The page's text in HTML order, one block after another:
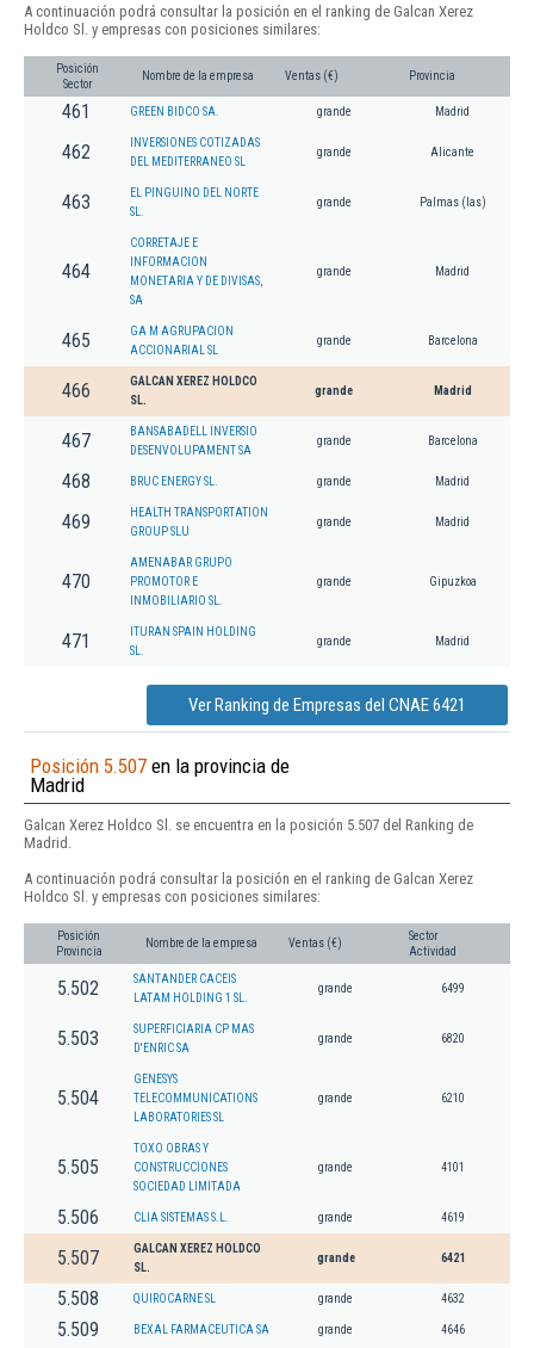
A continuación podrá consultar la posición en el ranking de Galcan Xerez
Holdco Sl. y empresas con posiciones similares:
Posición
Sector
Nombre de la empresa Ventas (€) Provincia
461 GREEN BIDCO SA. grande Madrid
462
INVERSIONES COTIZADAS
DEL MEDITERRANEO SL
grande Alicante
463
EL PINGUINO DEL NORTE
SL.
grande Palmas (las)
464
CORRETAJE E
INFORMACION
MONETARIA Y DE DIVISAS,
SA
grande Madrid
465
GA M AGRUPACION
ACCIONARIAL SL
grande Barcelona
466
GALCAN XEREZ HOLDCO
SL.
grande Madrid
467
BANSABADELL INVERSIO
DESENVOLUPAMENT SA
grande Barcelona
468 BRUC ENERGY SL. grande Madrid
469
HEALTH TRANSPORTATION
GROUP SLU
grande Madrid
470
AMENABAR GRUPO
PROMOTOR E
INMOBILIARIO SL.
grande Gipuzkoa
471
ITURAN SPAIN HOLDING
SL.
grande Madrid
Ver Ranking de Empresas del CNAE 6421
Posición 5.507 en la provincia de
Madrid
Galcan Xerez Holdco Sl. se encuentra en la posición 5.507 del Ranking de
Madrid.
A continuación podrá consultar la posición en el ranking de Galcan Xerez
Holdco Sl. y empresas con posiciones similares:
Posición
Provincia
Nombre de la empresa Ventas (€)
Sector
Actividad
5.502
SANTANDER CACEIS
LATAM HOLDING 1 SL.
grande 6499
5.503
SUPERFICIARIA CP MAS
D'ENRIC SA
grande 6820
5.504
GENESYS
TELECOMMUNICATIONS
LABORATORIES SL
grande 6210
5.505
TOXO OBRAS Y
CONSTRUCCIONES
SOCIEDAD LIMITADA
grande 4101
5.506 CLIA SISTEMAS S.L. grande 4619
5.507
GALCAN XEREZ HOLDCO
SL.
grande 6421
5.508 QUIROCARNE SL grande 4632
5.509 BEXAL FARMACEUTICA SA grande 4646